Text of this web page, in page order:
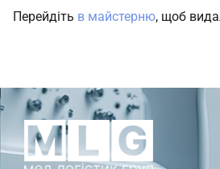
Перейдіть в майстерню, щоб